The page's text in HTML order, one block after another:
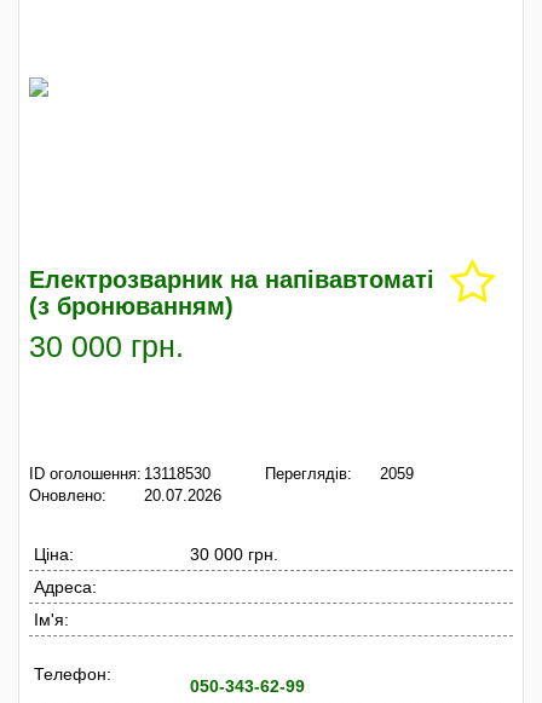
Електрозварник на напівавтоматі
(з бронюванням)
30 000 грн.
ID оголошення: 13118530
Оновлено:
20.07.2026
Переглядів: 2059
Ціна:
30 000 грн.
Адреса:
Ім'я:
Телефон:
050-343-62-99